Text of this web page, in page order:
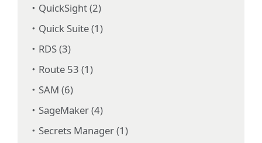
QuickSight (2)
Quick Suite (1)
RDS (3)
Route 53 (1)
SAM (6)
SageMaker (4)
Secrets Manager (1)